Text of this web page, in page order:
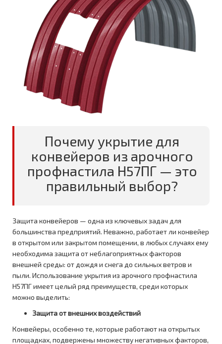
Почему укрытие для
конвейеров из арочного
профнастила Н57ПГ — это
правильный выбор?
Защита конвейеров — одна из ключевых задач для
большинства предприятий. Неважно, работает ли конвейер
в открытом или закрытом помещении, в любых случаях ему
необходима защита от неблагоприятных факторов
внешней среды: от дождя и снега до сильных ветров и
пыли. Использование укрытия из арочного профнастила
Н57ПГ имеет целый ряд преимуществ, среди которых
можно выделить:
Защита от внешних воздействий
Конвейеры, особенно те, которые работают на открытых
площадках, подвержены множеству негативных факторов,